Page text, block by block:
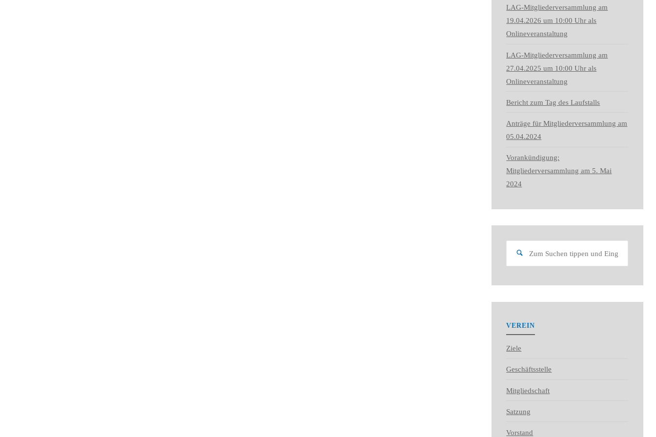
LAG-Mitgliederversammlung am
19.04.2026 um 10:00 Uhr als
Onlineveranstaltung
LAG-Mitgliederversammlung am
27.04.2025 um 10:00 Uhr als
Onlineveranstaltung
Bericht zum Tag des Laufstalls
Anträge für Mitgliederversammlung am
05.04.2024
Vorankündigung:
Mitgliederversammlung am 5. Mai
2024
Suchen
VEREIN
Ziele
Geschäftsstelle
Mitgliedschaft
Satzung
Vorstand